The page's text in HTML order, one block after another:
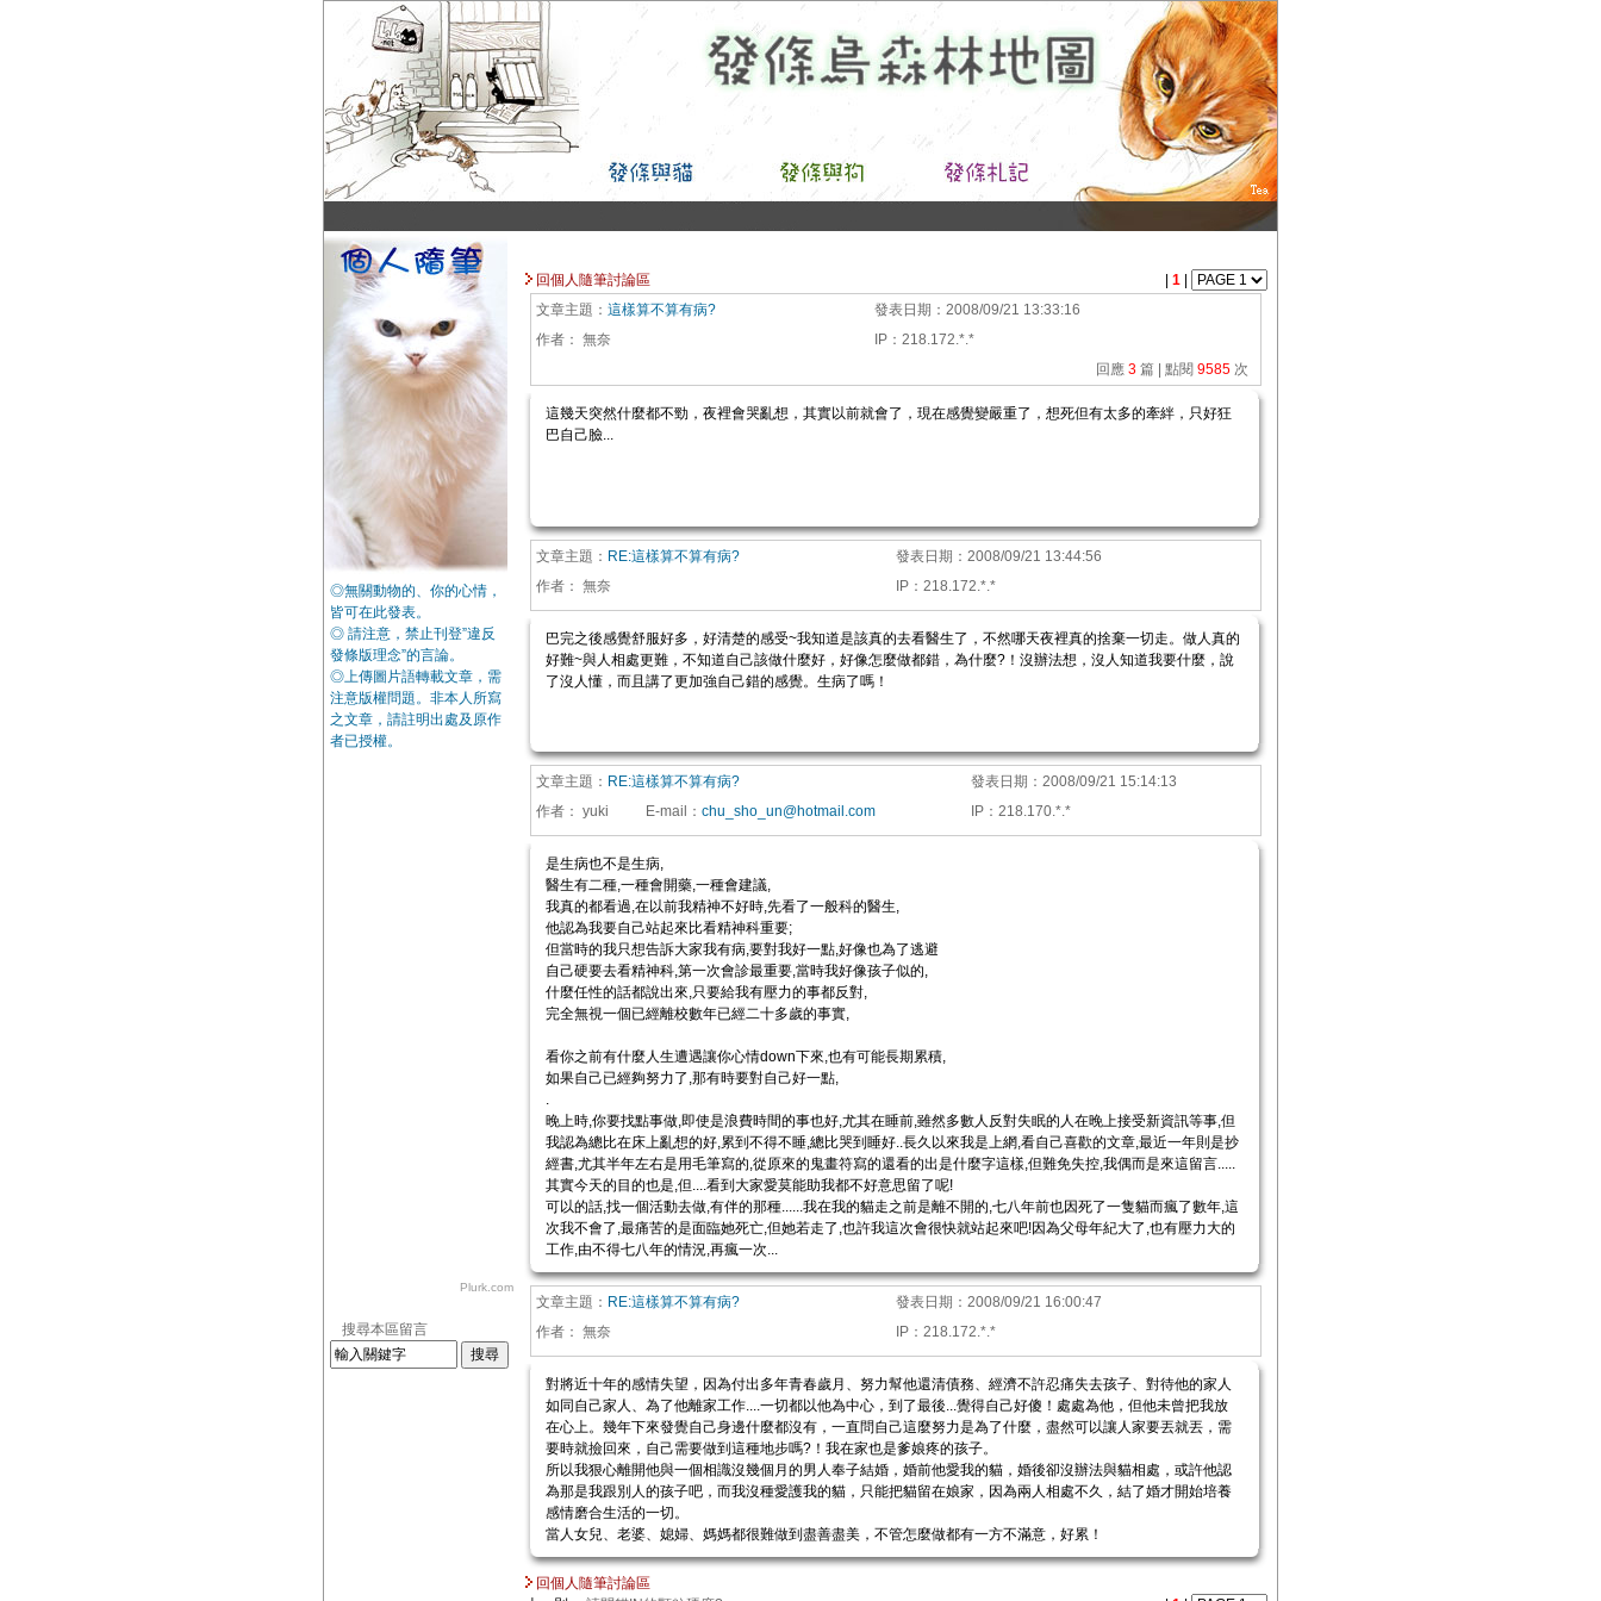
◎無關動物的、你的心情，
皆可在此發表。
◎ 請注意，禁止刊登”違反
發條版理念”的言論。
◎上傳圖片語轉載文章，需
注意版權問題。非本人所寫
之文章，請註明出處及原作
者已授權。
Plurk.com
搜尋本區留言
回個人隨筆討論區 1
文章主題： 這樣算不算有病? 發表日期： 2008/09/21 13:33:16
作者： 無奈 IP ： 218.172.*.*
回應 3 篇 | 點閱 9585 次
這幾天突然什麼都不勁，夜裡會哭亂想，其實以前就會了，現在感覺變嚴重了，想死但有太多的牽絆，只好狂
巴自己臉...
文章主題： RE:這樣算不算有病? 發表日期： 2008/09/21 13:44:56
作者： 無奈 IP ： 218.172.*.*
巴完之後感覺舒服好多，好清楚的感受~我知道是該真的去看醫生了，不然哪天夜裡真的捨棄一切走。做人真的
好難~與人相處更難，不知道自己該做什麼好，好像怎麼做都錯，為什麼?！沒辦法想，沒人知道我要什麼，說
了沒人懂，而且講了更加強自己錯的感覺。生病了嗎！
文章主題： RE:這樣算不算有病? 發表日期： 2008/09/21 15:14:13
作者： yuki E-mail ： chu_sho_un@hotmail.com IP ： 218.170.*.*
是生病也不是生病,
醫生有二種,一種會開藥,一種會建議,
我真的都看過,在以前我精神不好時,先看了一般科的醫生,
他認為我要自己站起來比看精神科重要;
但當時的我只想告訴大家我有病,要對我好一點,好像也為了逃避
自己硬要去看精神科,第一次會診最重要,當時我好像孩子似的,
什麼任性的話都說出來,只要給我有壓力的事都反對,
完全無視一個已經離校數年已經二十多歲的事實,
看你之前有什麼人生遭遇讓你心情down下來,也有可能長期累積,
如果自己已經夠努力了,那有時要對自己好一點,
.
晚上時,你要找點事做,即使是浪費時間的事也好,尤其在睡前,雖然多數人反對失眠的人在晚上接受新資訊等事,但
我認為總比在床上亂想的好,累到不得不睡,總比哭到睡好..長久以來我是上網,看自己喜歡的文章,最近一年則是抄
經書,尤其半年左右是用毛筆寫的,從原來的鬼畫符寫的還看的出是什麼字這樣,但難免失控,我偶而是來這留言.....
其實今天的目的也是,但....看到大家愛莫能助我都不好意思留了呢!
可以的話,找一個活動去做,有伴的那種......我在我的貓走之前是離不開的,七八年前也因死了一隻貓而瘋了數年,這
次我不會了,最痛苦的是面臨她死亡,但她若走了,也許我這次會很快就站起來吧!因為父母年紀大了,也有壓力大的
工作,由不得七八年的情況,再瘋一次...
文章主題： RE:這樣算不算有病? 發表日期： 2008/09/21 16:00:47
作者： 無奈 IP ： 218.172.*.*
對將近十年的感情失望，因為付出多年青春歲月、努力幫他還清債務、經濟不許忍痛失去孩子、對待他的家人
如同自己家人、為了他離家工作....一切都以他為中心，到了最後...覺得自己好傻！處處為他，但他未曾把我放
在心上。幾年下來發覺自己身邊什麼都沒有，一直問自己這麼努力是為了什麼，盡然可以讓人家要丟就丟，需
要時就撿回來，自己需要做到這種地步嗎?！我在家也是爹娘疼的孩子。
所以我狠心離開他與一個相識沒幾個月的男人奉子結婚，婚前他愛我的貓，婚後卻沒辦法與貓相處，或許他認
為那是我跟別人的孩子吧，而我沒種愛護我的貓，只能把貓留在娘家，因為兩人相處不久，結了婚才開始培養
感情磨合生活的一切。
當人女兒、老婆、媳婦、媽媽都很難做到盡善盡美，不管怎麼做都有一方不滿意，好累！
回個人隨筆討論區